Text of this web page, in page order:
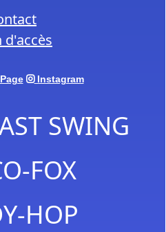
d'accès
Instagram
SWING
FOX
HOP